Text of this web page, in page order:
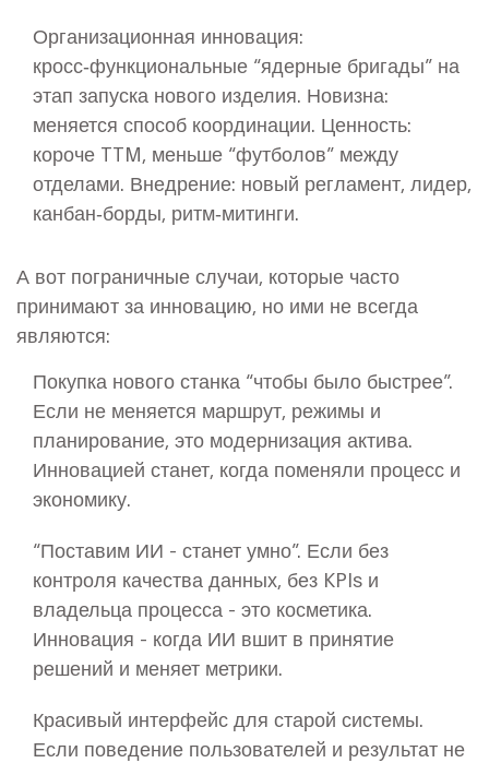
Организационная инновация:
кросс‑функциональные “ядерные бригады” на
этап запуска нового изделия. Новизна:
меняется способ координации. Ценность:
короче TTM, меньше “футболов” между
отделами. Внедрение: новый регламент, лидер,
канбан‑борды, ритм‑митинги.
А вот пограничные случаи, которые часто
принимают за инновацию, но ими не всегда
являются:
Покупка нового станка “чтобы было быстрее”.
Если не меняется маршрут, режимы и
планирование, это модернизация актива.
Инновацией станет, когда поменяли процесс и
экономику.
“Поставим ИИ - станет умно”. Если без
контроля качества данных, без KPIs и
владельца процесса - это косметика.
Инновация - когда ИИ вшит в принятие
решений и меняет метрики.
Красивый интерфейс для старой системы.
Если поведение пользователей и результат не